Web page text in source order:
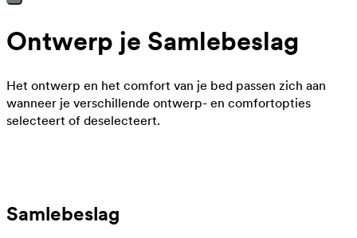
Ontwerp je Samlebeslag
Het ontwerp en het comfort van je bed passen zich aan
wanneer je verschillende ontwerp- en comfortopties
selecteert of deselecteert.
Samlebeslag